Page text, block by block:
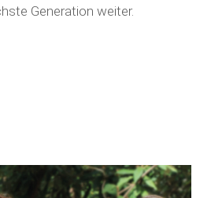
Generation weiter.